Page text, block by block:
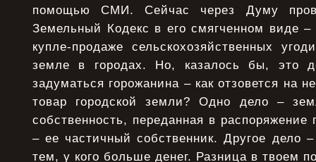
помощью СМИ. Сейчас через Думу
Земельный Кодекс в его смягченном виде
купле-продаже сельскохозяйственных
земле в городах. Но, казалось бы, это
задуматься горожанина – как отзовется на
товар городской земли? Одно дело –
собственность, переданная в распоряжение
– ее частичный собственник. Другое дело
тем, у кого больше денег. Разница в твоем